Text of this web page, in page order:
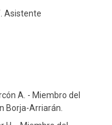
Asistente
A. - Miembro del
Borja-Arriarán.